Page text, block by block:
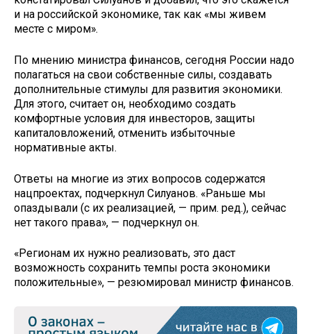
и на российской экономике, так как «мы живем
месте с миром».
По мнению министра финансов, сегодня России надо
полагаться на свои собственные силы, создавать
дополнительные стимулы для развития экономики.
Для этого, считает он, необходимо создать
комфортные условия для инвесторов, защиты
капиталовложений, отменить избыточные
нормативные акты.
Ответы на многие из этих вопросов содержатся
нацпроектах, подчеркнул Силуанов. «Раньше мы
опаздывали (с их реализацией, — прим. ред.), сейчас
нет такого права», — подчеркнул он.
«Регионам их нужно реализовать, это даст
возможность сохранить темпы роста экономики
положительные», — резюмировал министр финансов.